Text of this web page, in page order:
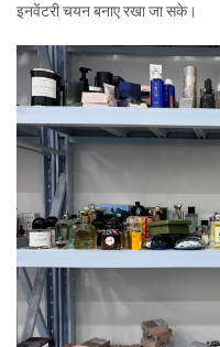
इनवेंटरी चयन बनाए रखा जा सके।